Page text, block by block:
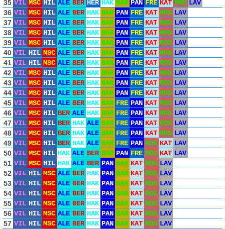
35 VIL MSC HIL ALE BER HER HAK BAR PAN FRE KAT ROS LAV
36 VIL MSC HIL ALE BER HAK BAR PAN FRE KAT ROS LAV
37 VIL MSC HIL ALE BER HAK BAR PAN FRE KAT ROS LAV
38 VIL MSC HIL ALE BER HAK BAR PAN FRE KAT ROS LAV
39 VIL MSC HIL ALE BER HAK BAR PAN FRE KAT ROS LAV
40 VIL HIL MSC ALE BER HAK BAR PAN FRE KAT ROS LAV
41 VIL HIL MSC ALE BER HAK BAR PAN FRE KAT ROS LAV
42 VIL MSC HIL ALE BER HAK BAR PAN FRE KAT ROS LAV
43 VIL MSC HIL ALE BER HAK BAR PAN FRE KAT ROS LAV
44 VIL MSC HIL ALE BER HAK BAR PAN FRE KAT ROS LAV
45 VIL MSC HIL ALE BER HAK BAR FRE PAN KAT ROS LAV
46 VIL MSC HIL BER ALE HAK BAR FRE PAN KAT ROS LAV
47 VIL MSC HIL BER HAK ALE BAR FRE PAN KAT ROS LAV
48 VIL MSC HIL BER HAK ALE BAR FRE PAN KAT ROS LAV
49 VIL MSC HIL BER HAK ALE BAR FRE PAN ROS KAT LAV
50 VIL MSC HIL HAK ALE BER BAR PAN FRE ROS KAT LAV
51 VIL MSC HIL HAK ALE BER PAN BAR KAT ROS LAV
52 VIL HIL MSC ALE BER HAK PAN BAR KAT ROS LAV
53 VIL HIL MSC ALE BER HAK PAN BAR KAT ROS LAV
54 VIL HIL MSC ALE BER HAK PAN BAR KAT ROS LAV
55 VIL HIL MSC ALE BER HAK PAN BAR KAT ROS LAV
56 VIL HIL MSC ALE BER HAK PAN BAR KAT ROS LAV
57 VIL HIL MSC ALE BER HAK PAN BAR KAT ROS LAV